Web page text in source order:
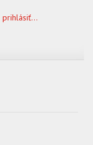
prihlásiť...